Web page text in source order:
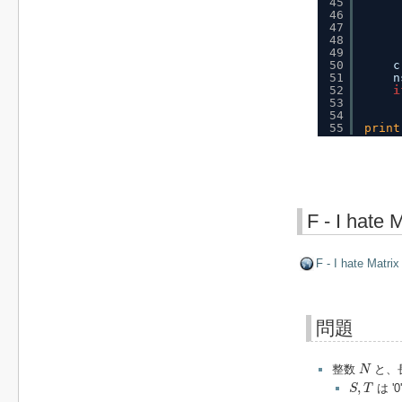
46
47
48
49
50
51
52
53
54
55
print
F - I hate
F - I hate
問題
整数 N
Nと、
S, T
S T は